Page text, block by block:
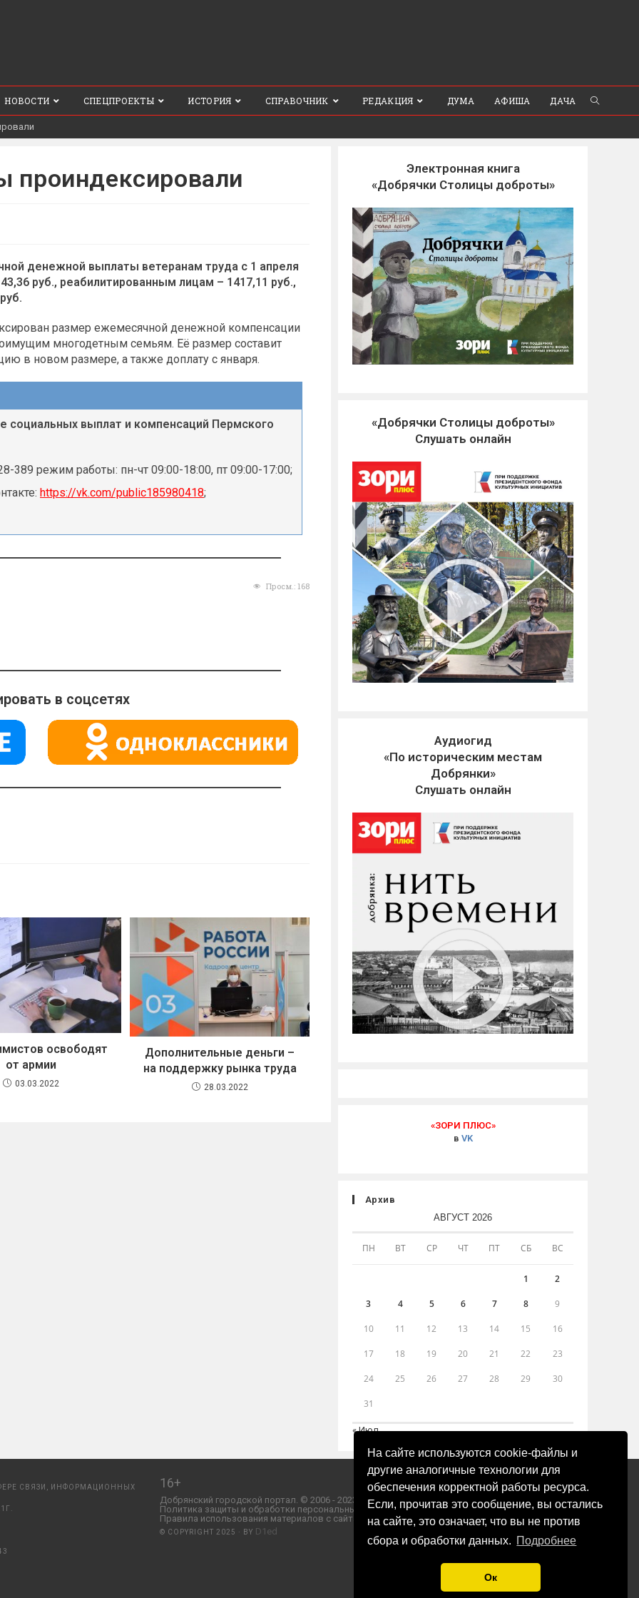
На сайте используются cookie-файлы и
другие аналогичные технологии для
обеспечения корректной работы ресурса.
Если, прочитав это сообщение, вы остались
на сайте, это означает, что вы не против
сбора и обработки данных. Подробнее
Ок
НОВОСТИ СПЕЦПРОЕКТЫ ИСТОРИЯ СПРАВОЧНИК РЕДАКЦИЯ ДУМА АФИША ДАЧА
проиндексировали
денежной выплаты ветеранам труда с 1 апреля
руб., реабилитированным лицам – 1417,11 руб.,
размер ежемесячной денежной компенсации
многодетным семьям. Её размер составит
в новом размере, а также доплату с января.
социальных выплат и компенсаций Пермского
389 режим работы: пн-чт 09:00-18:00, пт 09:00-17:00;
https://vk.com/public185980418;
Просм.: 168
в соцсетях
освободят
от армии
03.03.2022
Дополнительные деньги –
на поддержку рынка труда
28.03.2022
Электронная книга
«Добрячки Столицы доброты»
«Добрячки Столицы доброты»
Слушать онлайн
Аудиогид
«По историческим местам
Добрянки»
Слушать онлайн
«ЗОРИ ПЛЮС»
в VK
Архив
АВГУСТ 2026
ПН ВТ СР ЧТ ПТ СБ ВС
1 2
3 4 5 6 7 8 9
10 11 12 13 14 15 16
17 18 19 20 21 22 23
24 25 26 27 28 29 30
31
« Июл
СВЯЗИ, ИНФОРМАЦИОННЫХ
16+
Добрянский городской портал. © 2006 - 2023 ООО «Пресса-Том».
Политика защиты и обработки персональных данных ООО «Пресса-Том».
Правила использования материалов с сайта «ЗОРИ ПЛЮС».
© COPYRIGHT 2025 · BY D1ed